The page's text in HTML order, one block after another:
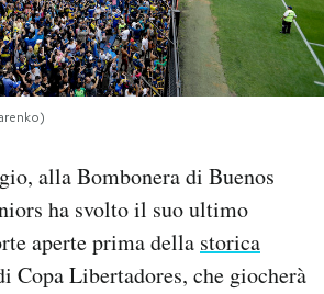
alla Bombonera di Buenos
ha svolto il suo ultimo
aperte prima della storica
Copa Libertadores, che giocherà